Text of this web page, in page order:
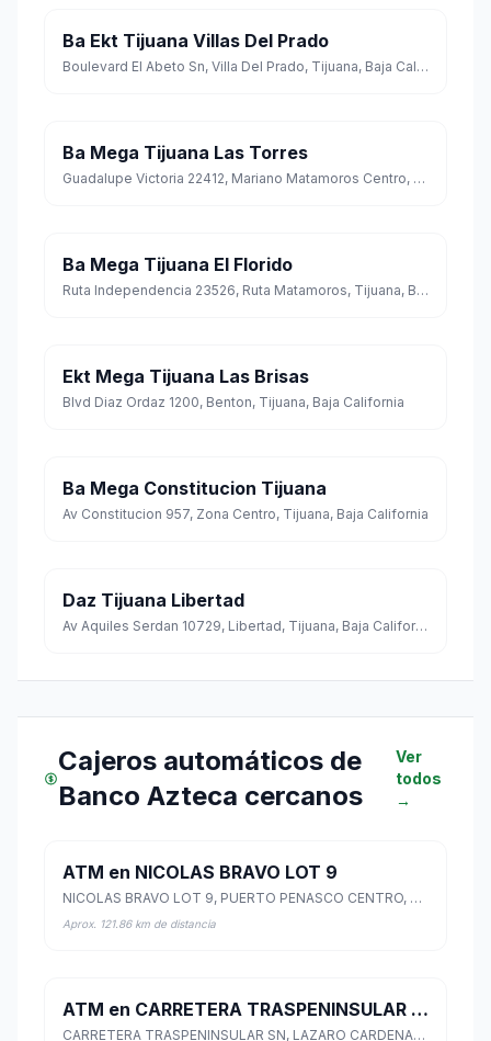
Ba Ekt Tijuana Villas Del Prado
Boulevard El Abeto Sn, Villa Del Prado, Tijuana, Baja California
Ba Mega Tijuana Las Torres
Guadalupe Victoria 22412, Mariano Matamoros Centro, Tijuana, Baja California
Ba Mega Tijuana El Florido
Ruta Independencia 23526, Ruta Matamoros, Tijuana, Baja California
Ekt Mega Tijuana Las Brisas
Blvd Diaz Ordaz 1200, Benton, Tijuana, Baja California
Ba Mega Constitucion Tijuana
Av Constitucion 957, Zona Centro, Tijuana, Baja California
Daz Tijuana Libertad
Av Aquiles Serdan 10729, Libertad, Tijuana, Baja California
Cajeros automáticos de
Banco Azteca cercanos
Ver
todos
→
ATM en NICOLAS BRAVO LOT 9
NICOLAS BRAVO LOT 9, PUERTO PENASCO CENTRO, Puerto Peñasco, Sonora
Aprox. 121.86 km de distancia
ATM en CARRETERA TRASPENINSULAR SN
CARRETERA TRASPENINSULAR SN, LAZARO CARDENAS, Ensenada, Baja California